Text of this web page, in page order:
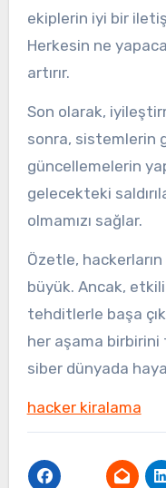
ekiplerin iyi bir
Herkesin ne
artırır.
Son olarak,
sonra, sistemlerin
güncellemelerin
gelecekteki
olmamızı sağlar.
Özetle,
büyük. Ancak,
tehditlerle başa
her aşama birbirini
siber dünyada
hacker kiralama